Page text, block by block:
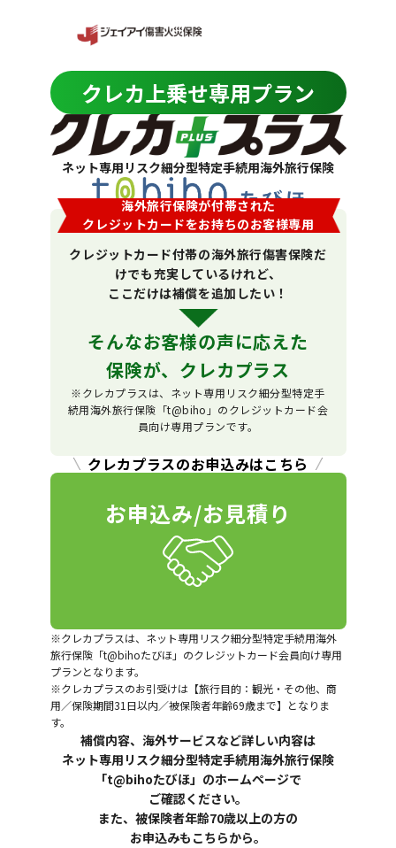
クレカ上乗せ専用プラン
ネット専用リスク細分型特定手続用海外旅行保険
海外旅行保険が付帯された
クレジットカードをお持ちのお客様専用
クレジットカード付帯の海外旅行傷害保険だ
けでも充実しているけれど、
ここだけは補償を追加したい！
そんなお客様の声に応えた
保険が、クレカプラス
※クレカプラスは、ネット専用リスク細分型特定手
続用海外旅行保険「t@biho」のクレジットカード会
員向け専用プランです。
クレカプラスのお申込みはこちら
お申込み/お見積り
※クレカプラスは、ネット専用リスク細分型特定手続用海外
旅行保険「t@bihoたびほ」のクレジットカード会員向け専用
プランとなります。
※クレカプラスのお引受けは【旅行目的：観光・その他、商
用／保険期間31日以内／被保険者年齢69歳まで】となりま
す。
補償内容、海外サービスなど詳しい内容は
ネット専用リスク細分型特定手続用海外旅行保険
「t@bihoたびほ」のホームページで
ご確認ください。
また、被保険者年齢70歳以上の方の
お申込みもこちらから。